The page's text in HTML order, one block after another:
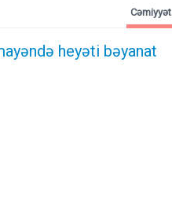
heyəti bəyanat
Cəmiyyət